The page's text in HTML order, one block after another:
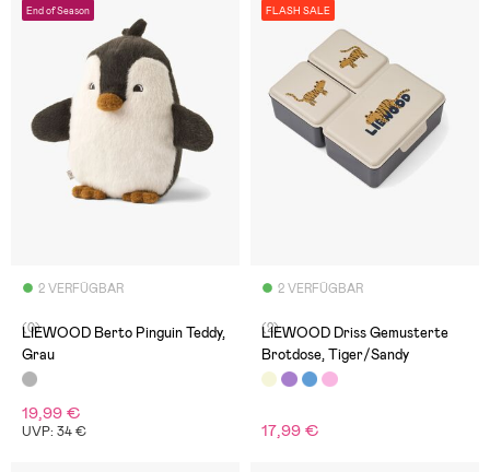
End of Season
2 VERFÜGBAR
(0)
LIEWOOD Berto Pinguin Teddy,
Grau
19,99 €
UVP: 34 €
FLASH SALE
2 VERFÜGBAR
(2)
LIEWOOD Driss Gemusterte
Brotdose, Tiger/Sandy
17,99 €